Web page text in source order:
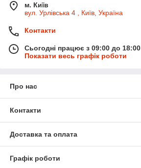
м. Київ
вул. Урлівська 4 , Київ, Україна
Контакти
Сьогодні працює з 09:00 до 18:00
Показати весь графік роботи
Про нас
Контакти
Доставка та оплата
Графік роботи